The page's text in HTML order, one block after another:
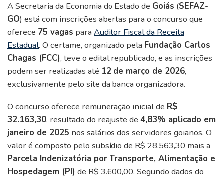
A Secretaria da Economia do Estado de Goiás (SEFAZ-
GO) está com inscrições abertas para o concurso que
oferece 75 vagas para Auditor Fiscal da Receita
Estadual. O certame, organizado pela Fundação Carlos
Chagas (FCC), teve o edital republicado, e as inscrições
podem ser realizadas até 12 de março de 2026,
exclusivamente pelo site da banca organizadora.
O concurso oferece remuneração inicial de R$
32.163,30, resultado do reajuste de 4,83% aplicado em
janeiro de 2025 nos salários dos servidores goianos. O
valor é composto pelo subsídio de R$ 28.563,30 mais a
Parcela Indenizatória por Transporte, Alimentação e
Hospedagem (PI) de R$ 3.600,00. Segundo dados do